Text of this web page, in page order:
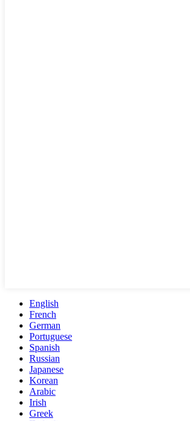
English
French
German
Portuguese
Spanish
Russian
Japanese
Korean
Arabic
Irish
Greek